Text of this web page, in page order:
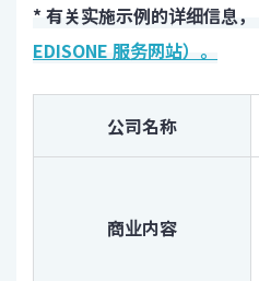
* 有关实施示例的详细信息，
EDISONE 服务网站）。
公司名称
商业内容